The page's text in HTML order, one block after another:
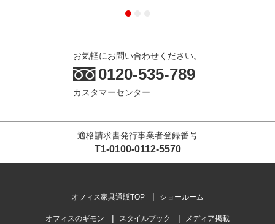
お気軽にお問い合わせください。
0120-535-789
カスタマーセンター
適格請求書発行事業者登録番号
T1-0100-0112-5570
オフィス家具通販TOP ショールーム
オフィスのギモン スタイルブック メディア掲載